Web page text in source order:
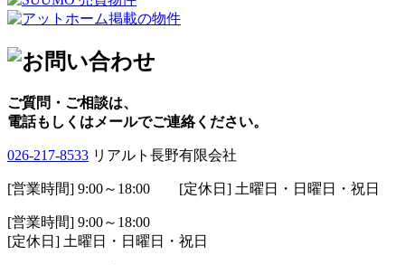
ご質問・ご相談は、
電話もしくはメールでご連絡ください。
026-217-8533 リアルト長野有限会社
[営業時間] 9:00～18:00 [定休日] 土曜日・日曜日・祝日
[営業時間] 9:00～18:00
[定休日] 土曜日・日曜日・祝日